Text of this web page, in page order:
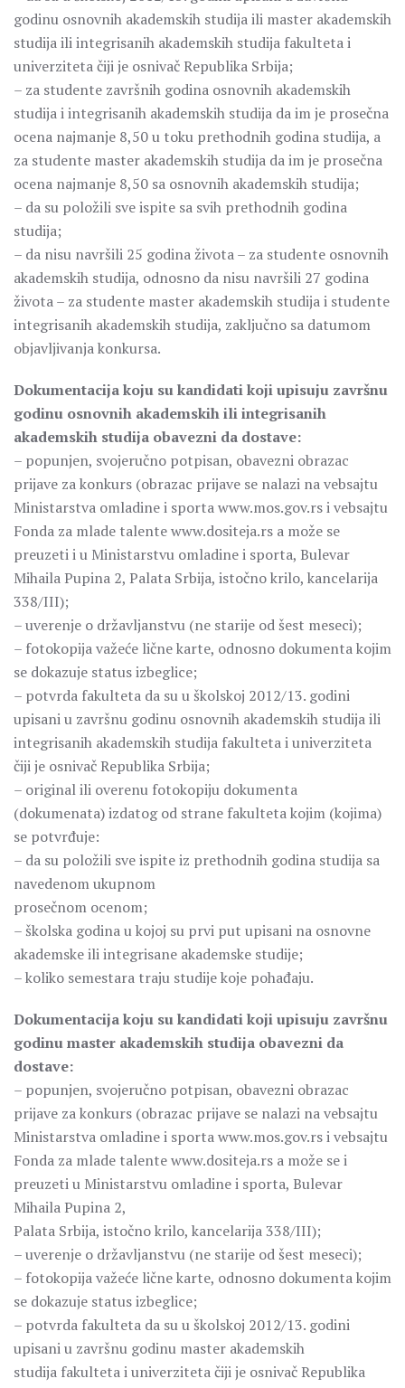
godinu osnovnih akademskih studija ili master akademskih
studija ili integrisanih akademskih studija fakulteta i
univerziteta čiji je osnivač Republika Srbija;
– za studente završnih godina osnovnih akademskih
studija i integrisanih akademskih studija da im je prosečna
ocena najmanje 8,50 u toku prethodnih godina studija, a
za studente master akademskih studija da im je prosečna
ocena najmanje 8,50 sa osnovnih akademskih studija;
– da su položili sve ispite sa svih prethodnih godina
studija;
– da nisu navršili 25 godina života – za studente osnovnih
akademskih studija, odnosno da nisu navršili 27 godina
života – za studente master akademskih studija i studente
integrisanih akademskih studija, zaključno sa datumom
objavljivanja konkursa.
Dokumentacija koju su kandidati koji upisuju završnu
godinu osnovnih akademskih ili integrisanih
akademskih studija obavezni da dostave:
– popunjen, svojeručno potpisan, obavezni obrazac
prijave za konkurs (obrazac prijave se nalazi na vebsajtu
Ministarstva omladine i sporta www.mos.gov.rs i vebsajtu
Fonda za mlade talente www.dositeja.rs a može se
preuzeti i u Ministarstvu omladine i sporta, Bulevar
Mihaila Pupina 2, Palata Srbija, istočno krilo, kancelarija
338/III);
– uverenje o državljanstvu (ne starije od šest meseci);
– fotokopija važeće lične karte, odnosno dokumenta kojim
se dokazuje status izbeglice;
– potvrda fakulteta da su u školskoj 2012/13. godini
upisani u završnu godinu osnovnih akademskih studija ili
integrisanih akademskih studija fakulteta i univerziteta
čiji je osnivač Republika Srbija;
– original ili overenu fotokopiju dokumenta
(dokumenata) izdatog od strane fakulteta kojim (kojima)
se potvrđuje:
– da su položili sve ispite iz prethodnih godina studija sa
navedenom ukupnom
prosečnom ocenom;
– školska godina u kojoj su prvi put upisani na osnovne
akademske ili integrisane akademske studije;
– koliko semestara traju studije koje pohađaju.
Dokumentacija koju su kandidati koji upisuju završnu
godinu master akademskih studija obavezni da
dostave:
– popunjen, svojeručno potpisan, obavezni obrazac
prijave za konkurs (obrazac prijave se nalazi na vebsajtu
Ministarstva omladine i sporta www.mos.gov.rs i vebsajtu
Fonda za mlade talente www.dositeja.rs a može se i
preuzeti u Ministarstvu omladine i sporta, Bulevar
Mihaila Pupina 2,
Palata Srbija, istočno krilo, kancelarija 338/III);
– uverenje o državljanstvu (ne starije od šest meseci);
– fotokopija važeće lične karte, odnosno dokumenta kojim
se dokazuje status izbeglice;
– potvrda fakulteta da su u školskoj 2012/13. godini
upisani u završnu godinu master akademskih
studija fakulteta i univerziteta čiji je osnivač Republika